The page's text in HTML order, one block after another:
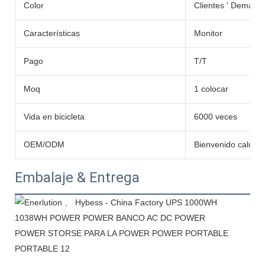
Color Clientes '
Características Monitor
Pago T/T
Moq 1 colocar
Vida en bicicleta 6000 veces
OEM/ODM Bienvenido
Embalaje & Entrega